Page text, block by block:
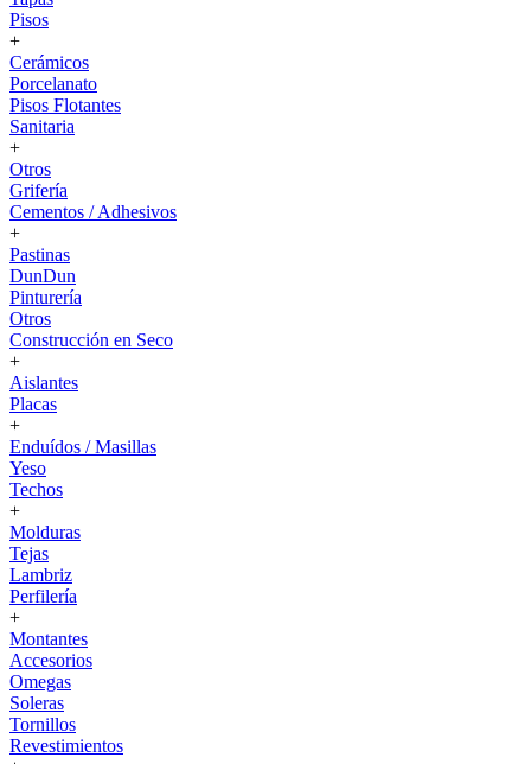
Pisos
+
Cerámicos
Porcelanato
Pisos Flotantes
Sanitaria
+
Otros
Grifería
Cementos / Adhesivos
+
Pastinas
DunDun
Pinturería
Otros
Construcción en Seco
+
Aislantes
Placas
+
Enduídos / Masillas
Yeso
Techos
+
Molduras
Tejas
Lambriz
Perfilería
+
Montantes
Accesorios
Omegas
Soleras
Tornillos
Revestimientos